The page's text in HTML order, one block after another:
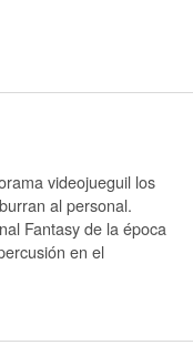
videojueguil los
al personal.
Fantasy de la época
en el